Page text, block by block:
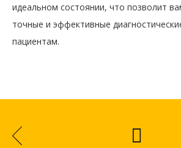
идеальном состоянии, что позволит
точные и эффективные
пациентам.